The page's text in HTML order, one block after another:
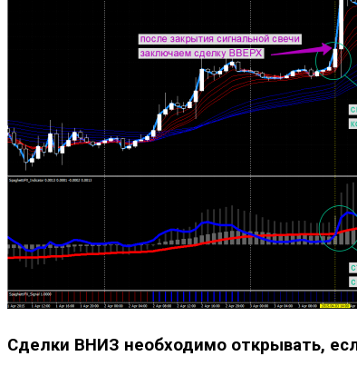
Сделки ВНИЗ необходимо открывать,